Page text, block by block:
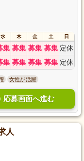
水 木 金 土 日
集 募集 募集 募集 定休
集 募集 募集 募集 定休
女性が活躍
応募画面へ進む
人